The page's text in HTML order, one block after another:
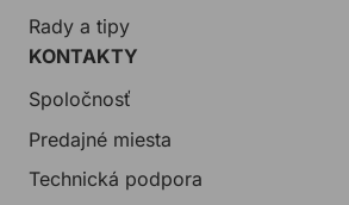
Rady a tipy
KONTAKTY
Spoločnosť
Predajné miesta
Technická podpora